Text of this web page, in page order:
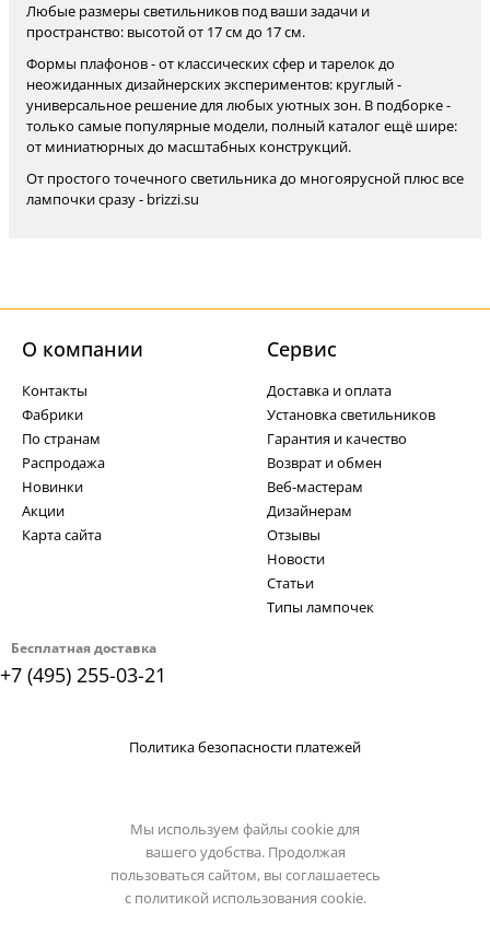
Любые размеры светильников под ваши задачи и
пространство: высотой от 17 см до 17 см.
Формы плафонов - от классических сфер и тарелок до
неожиданных дизайнерских экспериментов: круглый -
универсальное решение для любых уютных зон. В подборке -
только самые популярные модели, полный каталог ещё шире:
от миниатюрных до масштабных конструкций.
От простого точечного светильника до многоярусной плюс все
лампочки сразу - brizzi.su
Бесплатная доставка
+7 (495) 255-03-21
О компании
Контакты
Фабрики
По странам
Распродажа
Новинки
Акции
Карта сайта
Cервис
Доставка и оплата
Установка светильников
Гарантия и качество
Возврат и обмен
Веб-мастерам
Дизайнерам
Отзывы
Новости
Статьи
Типы лампочек
Политика безопасности платежей
Мы используем файлы cookie для
вашего удобства. Продолжая
пользоваться сайтом, вы соглашаетесь
с политикой использования cookie.